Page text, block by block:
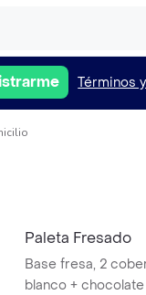
Términos
Paleta Fresado
Base fresa, 2
blanco +